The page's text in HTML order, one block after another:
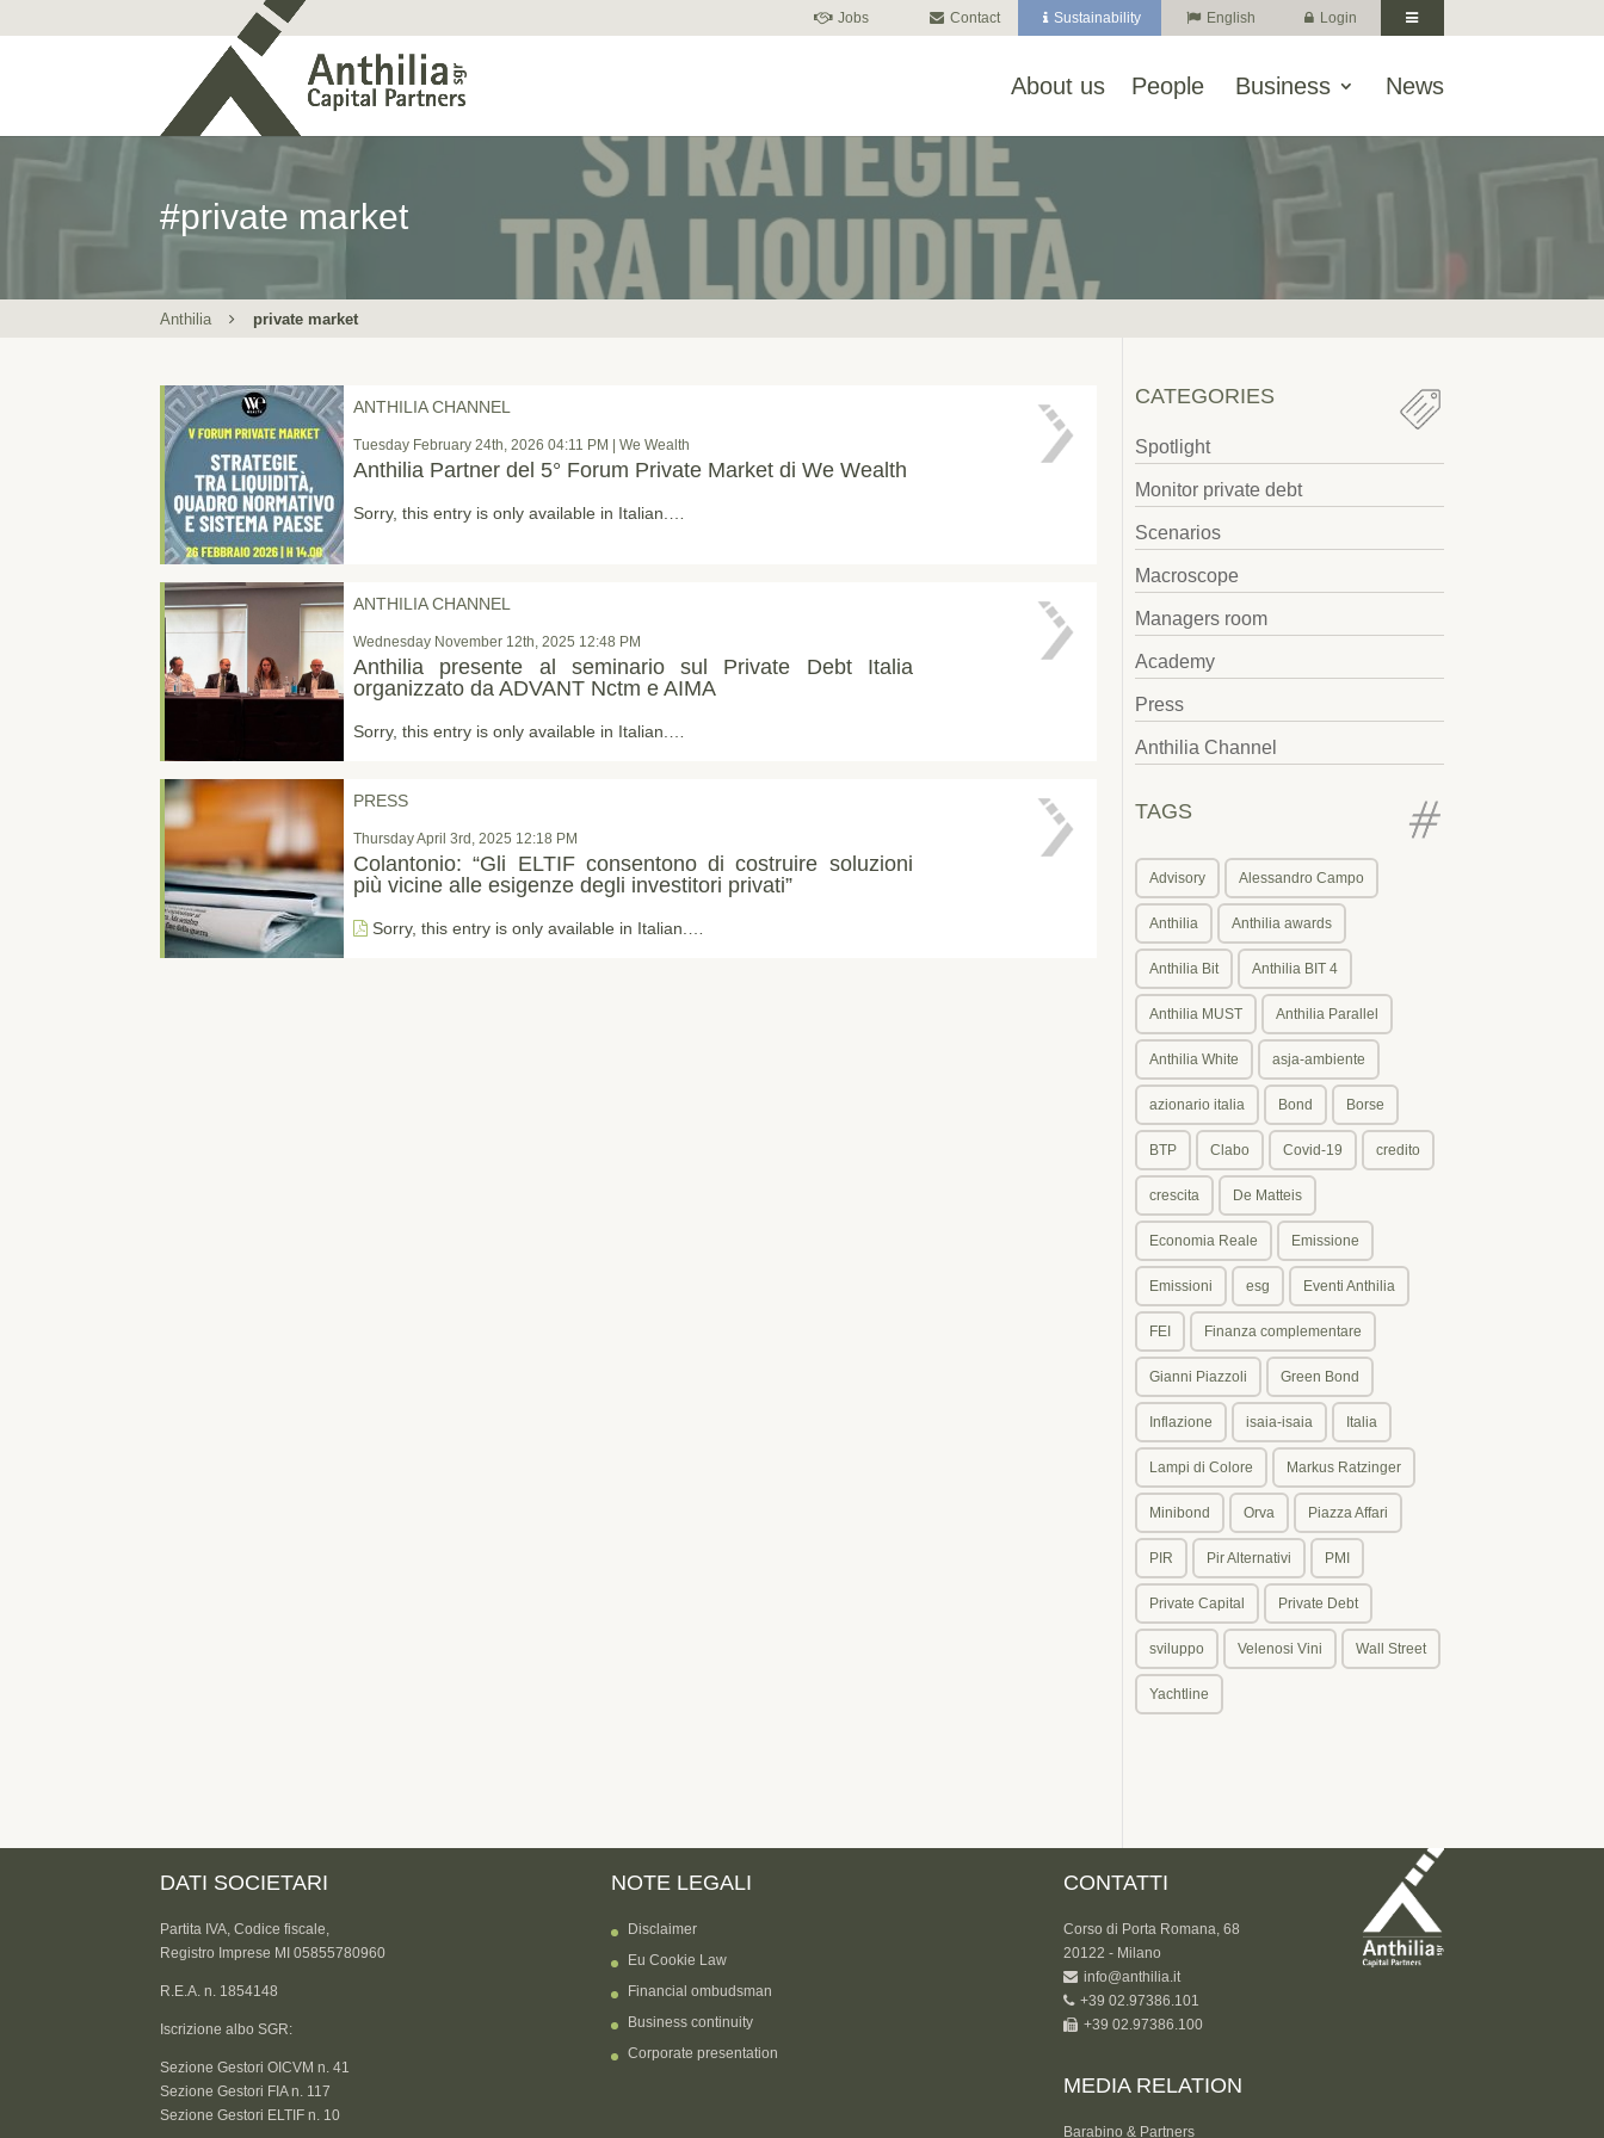
Jobs Contact Sustainability English Login
About us People Business News
#private market
Anthilia private market
ANTHILIA CHANNEL
Tuesday February 24th, 2026 04:11 PM | We Wealth
Anthilia Partner del 5° Forum Private Market di We Wealth
Sorry, this entry is only available in Italian.…
ANTHILIA CHANNEL
Wednesday November 12th, 2025 12:48 PM
Anthilia presente al seminario sul Private Debt Italia
organizzato da ADVANT Nctm e AIMA
Sorry, this entry is only available in Italian.…
PRESS
Thursday April 3rd, 2025 12:18 PM
Colantonio: “Gli ELTIF consentono di costruire soluzioni
più vicine alle esigenze degli investitori privati”
Sorry, this entry is only available in Italian.…
CATEGORIES
Spotlight
Monitor private debt
Scenarios
Macroscope
Managers room
Academy
Press
Anthilia Channel
TAGS
Advisory Alessandro Campo
Anthilia Anthilia awards
Anthilia Bit Anthilia BIT 4
Anthilia MUST Anthilia Parallel
Anthilia White asja-ambiente
azionario italia Bond Borse
BTP Clabo Covid-19 credito
crescita De Matteis
Economia Reale Emissione
Emissioni esg Eventi Anthilia
FEI Finanza complementare
Gianni Piazzoli Green Bond
Inflazione isaia-isaia Italia
Lampi di Colore Markus Ratzinger
Minibond Orva Piazza Affari
PIR Pir Alternativi PMI
Private Capital Private Debt
sviluppo Velenosi Vini Wall Street
Yachtline
DATI SOCIETARI
Partita IVA, Codice fiscale,
Registro Imprese MI 05855780960
R.E.A. n. 1854148
Iscrizione albo SGR:
Sezione Gestori OICVM n. 41
Sezione Gestori FIA n. 117
Sezione Gestori ELTIF n. 10
NOTE LEGALI
Disclaimer
Eu Cookie Law
Financial ombudsman
Business continuity
Corporate presentation
CONTATTI
Corso di Porta Romana, 68
20122 - Milano
info@anthilia.it
+39 02.97386.101
+39 02.97386.100
MEDIA RELATION
Barabino & Partners